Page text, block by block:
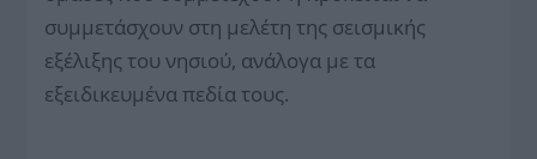
συμμετάσχουν στη μελέτη της σεισμικής
εξέλιξης του νησιού, ανάλογα με τα
εξειδικευμένα πεδία τους.